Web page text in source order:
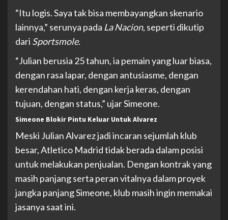
“Itu logis. Saya tak bisa membayangkan skenario
lainnya,” serunya pada La Nacion, seperti dikutip
dari Sportsmole.
“Julian berusia 25 tahun, ia pemain yang luar biasa,
dengan rasa lapar, dengan antusiasme, dengan
kerendahan hati, dengan kerja keras, dengan
tujuan, dengan status,” ujar Simeone.
Simeone Blokir Pintu Keluar Untuk Alvarez
Meski Julian Alvarez jadi incaran sejumlah klub
besar, Atletico Madrid tidak berada dalam posisi
untuk melakukan penjualan. Dengan kontrak yang
masih panjang serta peran vitalnya dalam proyek
jangka panjang Simeone, klub masih ingin memakai
jasanya saat ini.